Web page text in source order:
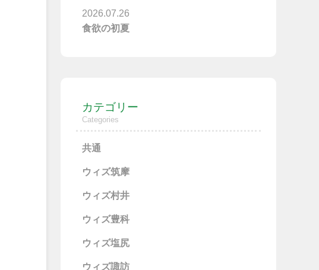
食欲の初夏
2026.07.26
カテゴリー
Categories
共通
ウィズ筑摩
ウィズ村井
ウィズ豊科
ウィズ塩尻
ウィズ諏訪